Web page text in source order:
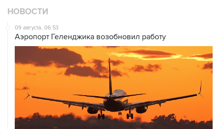
НОВОСТИ
09 августа, 06:53
Аэропорт Геленджика возобновил работу